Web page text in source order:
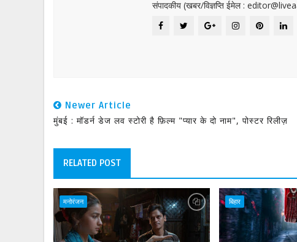
संपादकीय (खबर/विज्ञप्ति ईमेल :
Newer Article
मुंबई : मॉडर्न डेज लव स्टोरी है फ़िल्म "प्यार के दो नाम", पोस्टर रिलीज़
RELATED POST
मनोरंजन बिहार